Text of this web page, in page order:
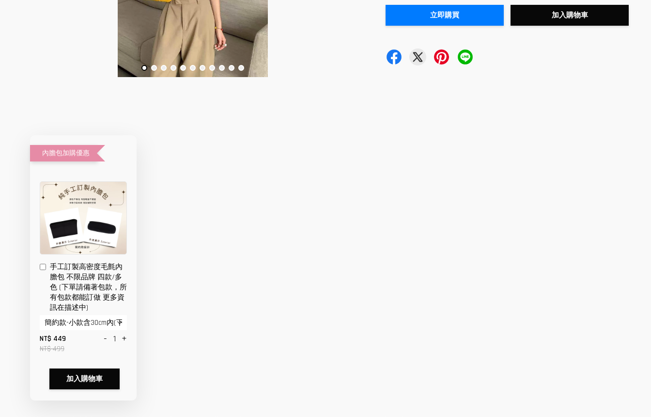
立即購買 加入購物車
內膽包加購優惠
手工訂製高密度毛氈內
膽包 不限品牌 四款/多
色 (下單請備著包款，所
有包款都能訂做 更多資
訊在描述中)
NT$ 449
NT$ 499
- +
加入購物車